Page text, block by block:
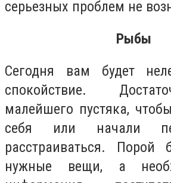
серьезных проблем не
Рыбы
Сегодня вам будет
спокойствие.
малейшего пустяка,
себя или начали
расстраиваться. Порой
нужные вещи, а